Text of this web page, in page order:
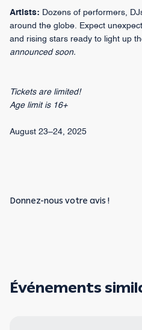
Artists: Dozens of performers,
around the globe. Expect
and rising stars ready to light up
announced soon.
Tickets are limited!
Age limit is 16+
August 23–24, 2025
Donnez-nous votre avis !
Événements